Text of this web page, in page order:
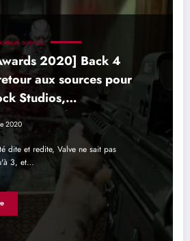
SURVIVAL
2020] Back 4
aux sources pour
Studios,
de Left 4 Dead
2020
dite et redite, Valve ne sait pas
3, et…